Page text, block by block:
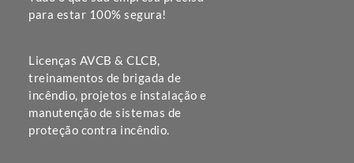
para estar 100% segura!
Licenças AVCB & CLCB,
treinamentos de brigada de
incêndio, projetos e instalação e
manutenção de sistemas de
proteção contra incêndio.